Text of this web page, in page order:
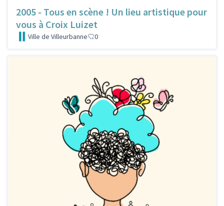
2005 - Tous en scène ! Un lieu artistique pour
vous à Croix Luizet
Ville de Villeurbanne 0